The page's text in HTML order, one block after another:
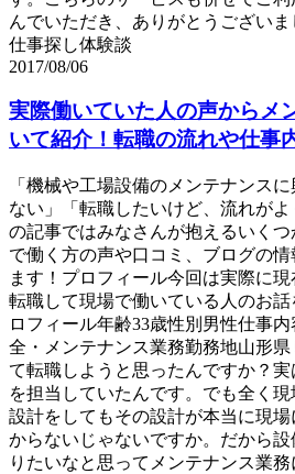
んでいただき、ありがとうございま
仕事探し体験談
2017/08/06
実際働いていた人の声からメ
いて紹介！転職の流れや仕事
「機械や工場設備のメンテナンス
ない」「転職したいけど、流れが
の記事ではみなさんが抱えるいく
で働く方の声や口コミ、ブログの
ます！プロフィール今回は実際に
転職して現場で働いている人のお
ロフィール年齢33歳性別男性仕事
全・メンテナンス業務勤務地山形
て転職しようと思ったんですか？
を担当していたんです。でも全く
設計をしてもその設計が本当に現
からないじゃないですか。だから
りたいなと思ってメンテナンス業